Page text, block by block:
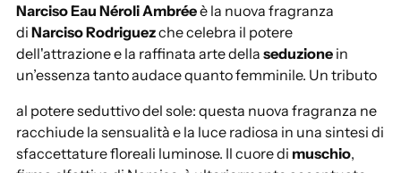
u
n
p
r
o
d
o
Narciso Eau Néroli Ambréeè la nuova fragranza
di Narciso Rodriguezche celebra il potere
dell'attrazione e la raffinata arte della seduzione in
un’essenza tanto audace quanto femminile. Un tributo
al potere seduttivo del sole: questa nuova fragranza ne
racchiude la sensualità e la luce radiosa in una sintesi di
sfaccettature floreali luminose. Il cuore di muschio,